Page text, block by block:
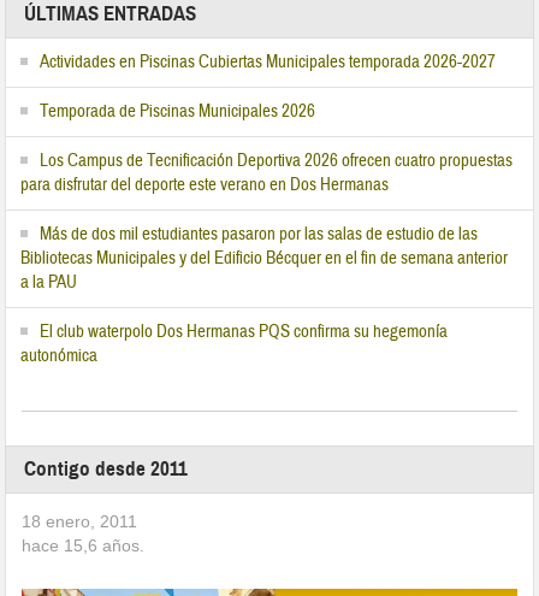
ÚLTIMAS ENTRADAS
Actividades en Piscinas Cubiertas Municipales temporada 2026-2027
Temporada de Piscinas Municipales 2026
Los Campus de Tecnificación Deportiva 2026 ofrecen cuatro propuestas
para disfrutar del deporte este verano en Dos Hermanas
Más de dos mil estudiantes pasaron por las salas de estudio de las
Bibliotecas Municipales y del Edificio Bécquer en el fin de semana anterior
a la PAU
El club waterpolo Dos Hermanas PQS confirma su hegemonía
autonómica
Contigo desde 2011
18 enero, 2011
hace 15,6 años.